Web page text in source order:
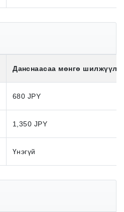
Данснаасаа мөнгө
680 JPY
1,350 JPY
Үнэгүй